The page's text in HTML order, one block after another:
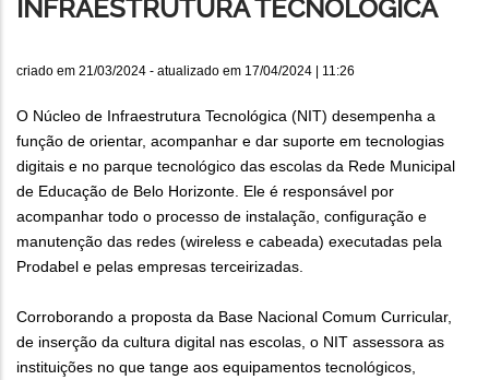
INFRAESTRUTURA TECNOLÓGICA
criado em 21/03/2024 - atualizado em 17/04/2024 | 11:26
O Núcleo de Infraestrutura Tecnológica (NIT) desempenha a
função de orientar, acompanhar e dar suporte em tecnologias
digitais e no parque tecnológico das escolas da Rede Municipal
de Educação de Belo Horizonte. Ele é responsável por
acompanhar todo o processo de instalação, configuração e
manutenção das redes (wireless e cabeada) executadas pela
Prodabel e pelas empresas terceirizadas.
Corroborando a proposta da Base Nacional Comum Curricular,
de inserção da cultura digital nas escolas, o NIT assessora as
instituições no que tange aos equipamentos tecnológicos,